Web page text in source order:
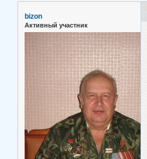
bizon
Активный участник